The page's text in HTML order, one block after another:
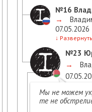
№16
→
07.05.2026
↓ Развернуть
№23
→
Мы не можем
те не